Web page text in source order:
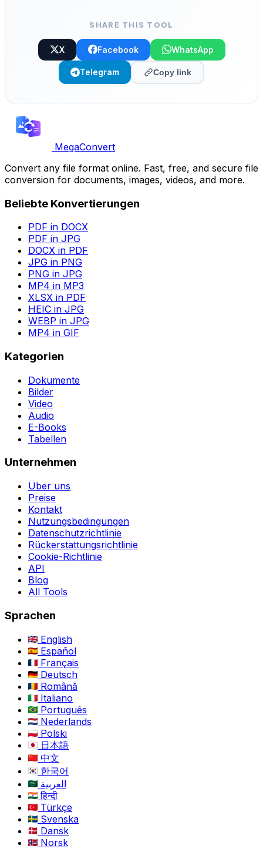
SHARE THIS TOOL
X Facebook WhatsApp
Telegram Copy link
MegaConvert
Convert any file format online. Fast, free, and secure file
conversion for documents, images, videos, and more.
Beliebte Konvertierungen
PDF in DOCX
PDF in JPG
DOCX in PDF
JPG in PNG
PNG in JPG
MP4 in MP3
XLSX in PDF
HEIC in JPG
WEBP in JPG
MP4 in GIF
Kategorien
Dokumente
Bilder
Video
Audio
E-Books
Tabellen
Unternehmen
Über uns
Preise
Kontakt
Nutzungsbedingungen
Datenschutzrichtlinie
Rückerstattungsrichtlinie
Cookie-Richtlinie
API
Blog
All Tools
Sprachen
English
Español
Français
Deutsch
Română
Italiano
Português
Nederlands
Polski
日本語
中文
한국어
العربية
हिन्दी
Türkçe
Svenska
Dansk
Norsk